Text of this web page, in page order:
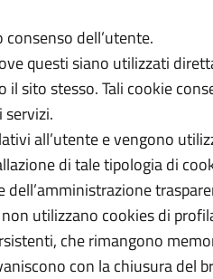
dell’utente.
questi siano utilizzati
sito stesso. Tali cookie
all’utente e vengono
di tale tipologia di
dell’amministrazione
non utilizzano cookies di
che rimangono
con la chiusura del